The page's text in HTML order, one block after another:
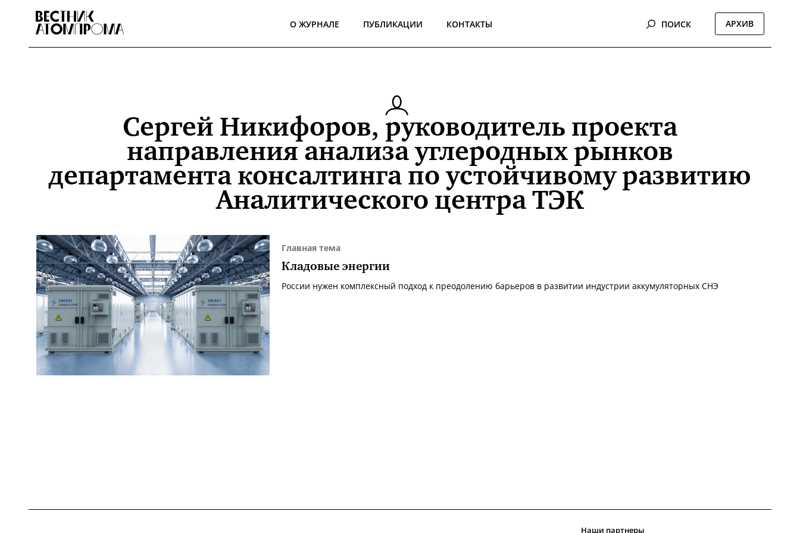
О ЖУРНАЛЕ ПУБЛИКАЦИИ КОНТАКТЫ ПОИСК АРХИВ
Сергей Никифоров, руководитель проекта
направления анализа углеродных рынков
департамента консалтинга по устойчивому развитию
Аналитического центра ТЭК
Главная тема
Кладовые энергии
России нужен комплексный подход к преодолению барьеров в развитии индустрии аккумуляторных СНЭ
Наши партнеры